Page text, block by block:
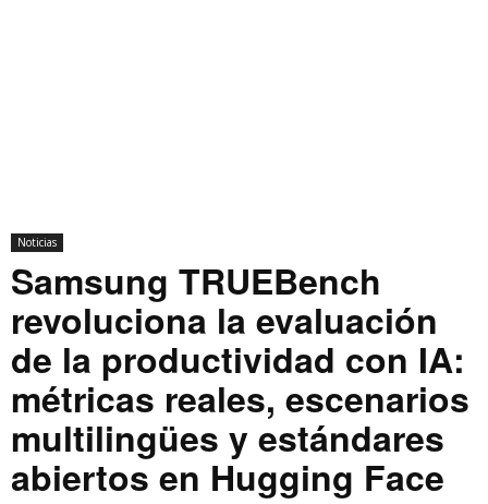
Noticias
Samsung TRUEBench
revoluciona la evaluación
de la productividad con IA:
métricas reales, escenarios
multilingües y estándares
abiertos en Hugging Face